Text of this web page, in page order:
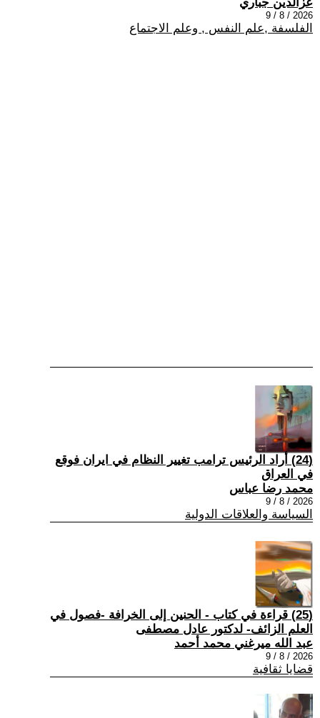
2026 / 8 / 9
الفلسفة ,علم النفس , وعلم الاجتماع
(24) أراد الرئيس ترامب تغيير النظام في ايران فوقع
في العراق
محمد رضا عباس
2026 / 8 / 9
السياسة والعلاقات الدولية
(25) قراءة في كتاب - الحنين إلى الخرافة -فصول في
العلم الزائف- لدكتور عادل مصطفى
عبد الله ميرغني محمد أحمد
2026 / 8 / 9
قضايا ثقافية